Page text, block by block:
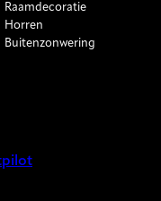
Raamdecoratie
Horren
Buitenzonwering